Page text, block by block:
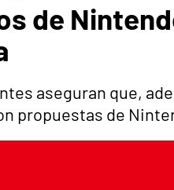
de
aseguran que,
propuestas de